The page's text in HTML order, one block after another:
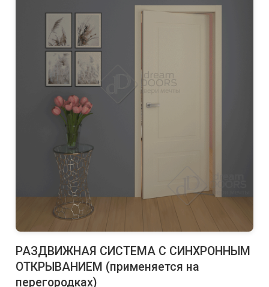
РАЗДВИЖНАЯ СИСТЕМА С СИНХРОННЫМ
ОТКРЫВАНИЕМ (применяется на
перегородках)